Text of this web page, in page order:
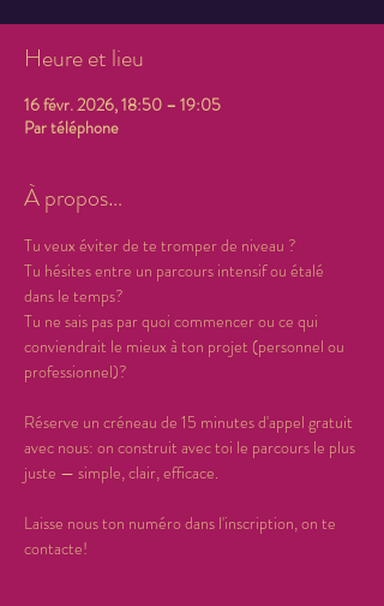
Heure et lieu
16 févr. 2026, 18:50 – 19:05
Par téléphone
À propos…
Tu veux éviter de te tromper de niveau ?
Tu hésites entre un parcours intensif ou étalé
dans le temps?
Tu ne sais pas par quoi commencer ou ce qui
conviendrait le mieux à ton projet (personnel ou
professionnel)?
Réserve un créneau de 15 minutes d'appel gratuit
avec nous: on construit avec toi le parcours le plus
juste — simple, clair, efficace.
Laisse nous ton numéro dans l'inscription, on te
contacte!